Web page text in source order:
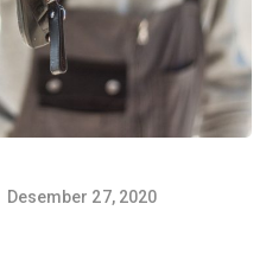
PDesember 27, 2020